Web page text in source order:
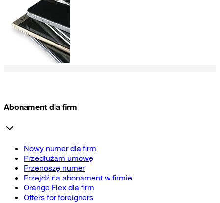
Abonament dla firm
Nowy numer dla firm
Przedłużam umowę
Przenoszę numer
Przejdź na abonament w firmie
Orange Flex dla firm
Offers for foreigners